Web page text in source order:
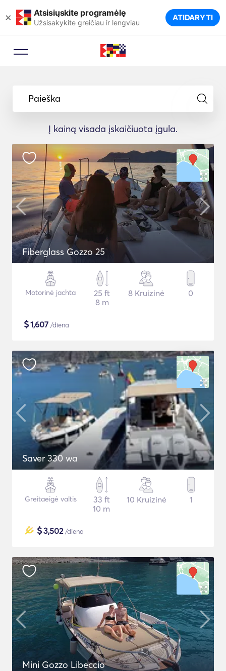
× Atsisiųskite programėlę
Užsisakykite greičiau ir lengviau ATIDARYTI
Paieška
Į kainą visada įskaičiuota įgula.
Fiberglass Gozzo 25
Motorinė jachta
25 ft
8 m
8 Kruizinė 0
$1,607 /diena
Saver 330 wa
Greitaeigė valtis
33 ft
10 m
10 Kruizinė 1
$3,502/diena
Mini Gozzo Libeccio